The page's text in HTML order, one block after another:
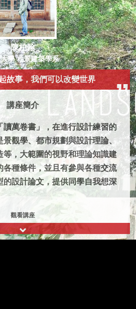
陳柏翰
學 地景建築學系
故事，我們可以改變世界
講座簡介
讀萬卷書」，在進行設計練習的
景觀學、都市規劃與設計理論、
等，大範圍的視野和理論知識建
各種條件，並且有參與各種交流
的設計論文，提供同學自我想深
觀看講座